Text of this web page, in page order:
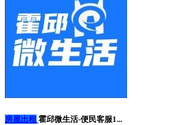
房屋出租 霍邱微生活-便民客服1...